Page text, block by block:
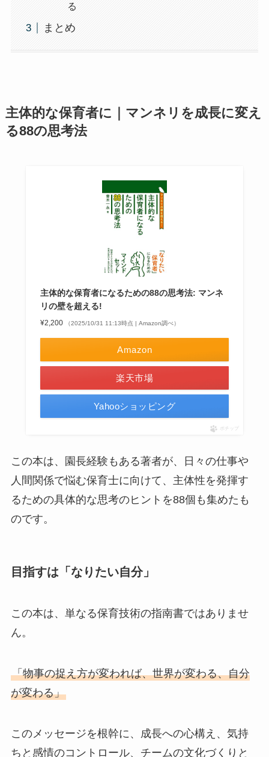
る
まとめ
主体的な保育者に｜マンネリを成長に変え
る88の思考法
主体的な保育者になるための88の思考法: マンネ
リの壁を超える!
¥2,200 （2025/10/31 11:13時点 | Amazon調べ）
Amazon
楽天市場
Yahooショッピング
ポチップ
この本は、園長経験もある著者が、日々の仕事や
人間関係で悩む保育士に向けて、主体性を発揮す
るための具体的な思考のヒントを88個も集めたも
のです。
目指すは「なりたい自分」
この本は、単なる保育技術の指南書ではありませ
ん。
「物事の捉え方が変われば、世界が変わる、自分
が変わる」
このメッセージを根幹に、成長への心構え、気持
ちと感情のコントロール、チームの文化づくりと